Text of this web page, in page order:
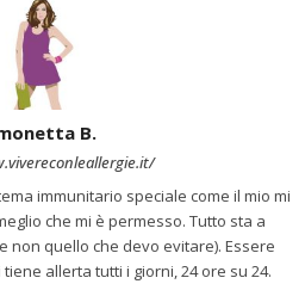
B.
immunitario speciale come il mio mi
che mi è permesso. Tutto sta a
non quello che devo evitare). Essere
allerta tutti i giorni, 24 ore su 24.